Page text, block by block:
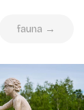
fauna →